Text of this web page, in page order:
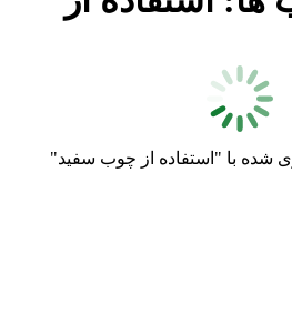
با "استفاده از چوب سفید"